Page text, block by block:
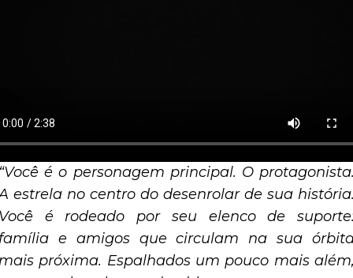
é o personagem principal. O
estrela no centro do desenrolar de sua
é rodeado por seu elenco de
e amigos que circulam na sua
próxima. Espalhados um pouco mais